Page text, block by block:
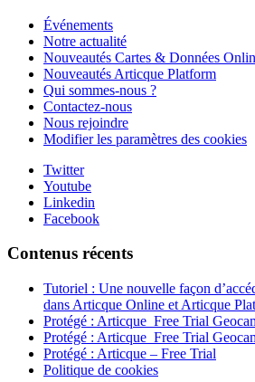
Événements
Notre actualité
Nouveautés Cartes & Données
Nouveautés Articque Platform
Qui sommes-nous ?
Contactez-nous
Nous rejoindre
Modifier les paramètres des cookies
Twitter
Youtube
Linkedin
Facebook
Contenus récents
Tutoriel : Une nouvelle façon
dans Articque Online et Articque
Protégé : Articque_Free Trial
Protégé : Articque_Free Trial
Protégé : Articque – Free Trial
Politique de cookies